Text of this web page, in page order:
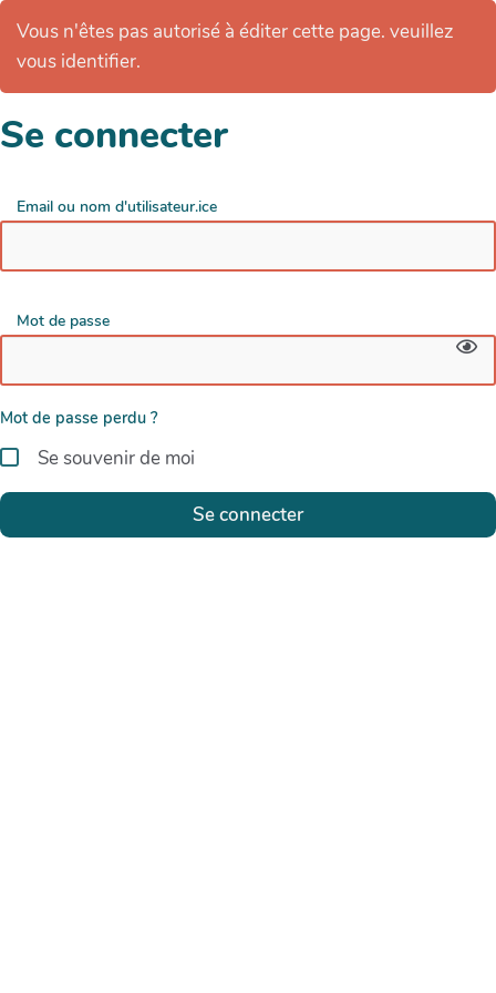
Vous n'êtes pas autorisé à éditer cette page. veuillez
vous identifier.
Se connecter
Email ou nom d'utilisateur.ice
Mot de passe
Mot de passe perdu ?
Se souvenir de moi
Se connecter